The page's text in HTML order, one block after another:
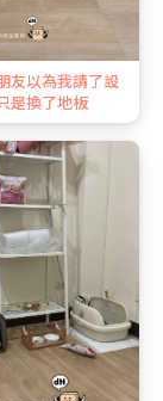
友以為我請了設
是換了地板